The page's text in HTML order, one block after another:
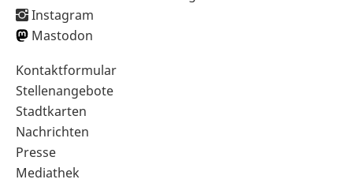
Instagram
Mastodon
Sekundärnavigation
im
Fußbereich
Kontaktformular
Stellenangebote
Stadtkarten
Nachrichten
Presse
Mediathek